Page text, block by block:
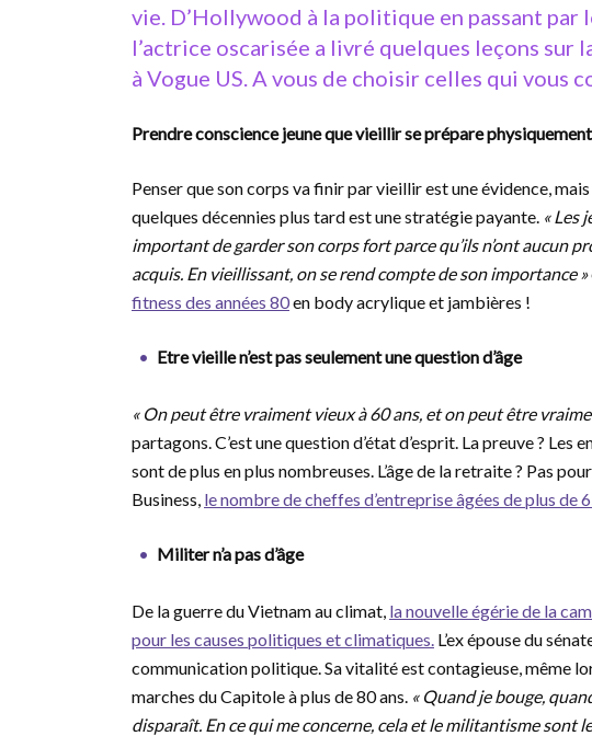
vie. D’Hollywood à la politique en passant
l’actrice oscarisée a livré quelques leçons
à Vogue US. A vous de choisir celles qui vous
Prendre conscience jeune que vieillir se préparephysiquement
Penser que son corps va finir par vieillir est une évidence,
quelques décennies plus tard est une stratégie payante. « Les
important de garder son corps fort parce qu’ils n’ont aucun
acquis. En vieillissant, on se rend compte de son importance »
fitness des années 80en body acrylique et jambières !
Etre vieille n’est pas seulement une question d’âge
« On peut être vraiment vieux à 60 ans, et on peut être
partagons. C’est une question d’état d’esprit. La preuve ?
sont de plus en plus nombreuses. L’âge de la retraite ? Pas
Business, le nombre de cheffes d’entreprise âgées de plus de
Militer n’a pas d’âge
De la guerre du Vietnam au climat, la nouvelle égérie de la
pour les causes politiques et climatiques. L’ex épouse du
communication politique. Sa vitalité est contagieuse, même
marches du Capitole à plus de 80 ans. « Quand je bouge,
disparaît. En ce qui me concerne, cela et le militantisme sont